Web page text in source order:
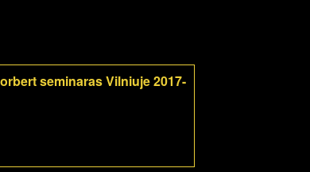
seminaras Vilniuje 2017-